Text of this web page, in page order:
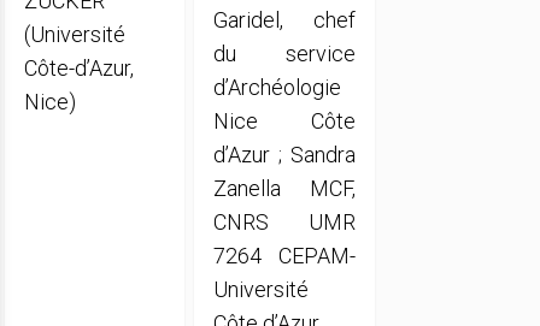
(Université
Côte-d’Azur,
Nice)
Garidel, chef
du service
d’Archéologie
Nice Côte
d’Azur ; Sandra
Zanella MCF,
CNRS UMR
7264 CEPAM-
Université